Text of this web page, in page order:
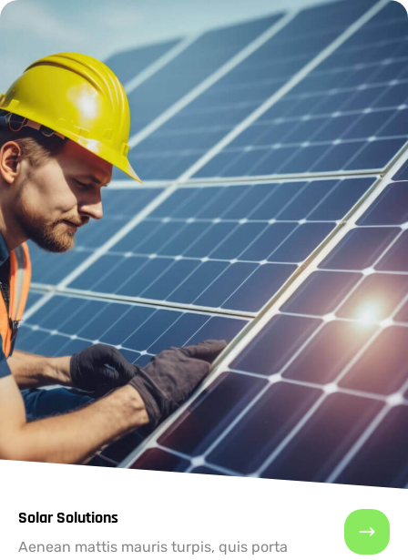
Solar Solutions
Aenean mattis mauris turpis, quis porta